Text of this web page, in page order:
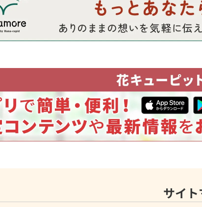
サイ